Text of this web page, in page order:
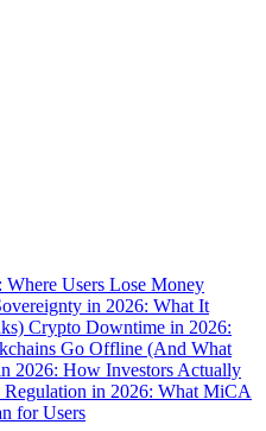
Users Lose Money
in 2026: What It
Crypto Downtime in 2026:
Go Offline (And What
2026: How Investors Actually
Regulation in 2026: What MiCA
for Users